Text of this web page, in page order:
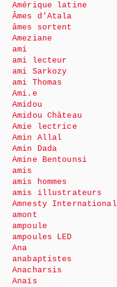
Amérique latine
Âmes d’Atala
âmes sortent
Ameziane
ami
ami lecteur
ami Sarkozy
ami Thomas
Ami.e
Amidou
Amidou Château
Amie lectrice
Amin Allal
Amin Dada
Amine Bentounsi
amis
amis hommes
amis illustrateurs
Amnesty International
amont
ampoule
ampoules LED
Ana
anabaptistes
Anacharsis
Anaïs